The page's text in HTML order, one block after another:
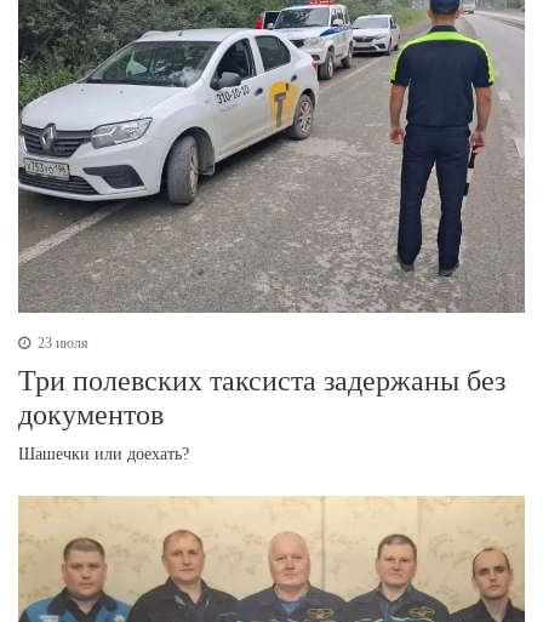
23 июля
Три полевских таксиста задержаны без
документов
Шашечки или доехать?